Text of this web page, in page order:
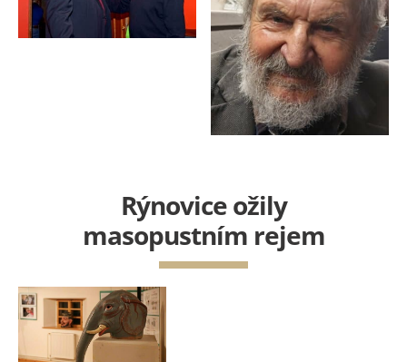
Rýnovice ožily
masopustním rejem